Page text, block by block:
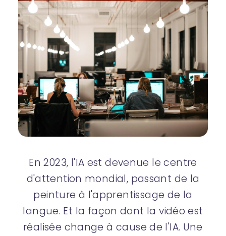
En 2023, l'IA est devenue le centre
d'attention mondial, passant de la
peinture à l'apprentissage de la
langue. Et la façon dont la vidéo est
réalisée change à cause de l'IA. Une